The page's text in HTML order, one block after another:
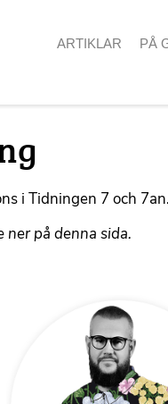
ARTIKLAR PÅ
i Tidningen 7 och
på denna sida.